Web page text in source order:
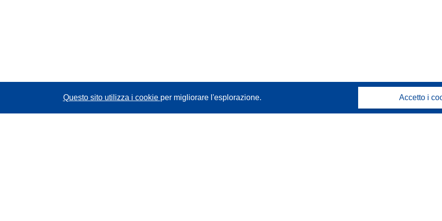
Questo sito utilizza i cookie per migliorare l'esplorazione. Accetto i